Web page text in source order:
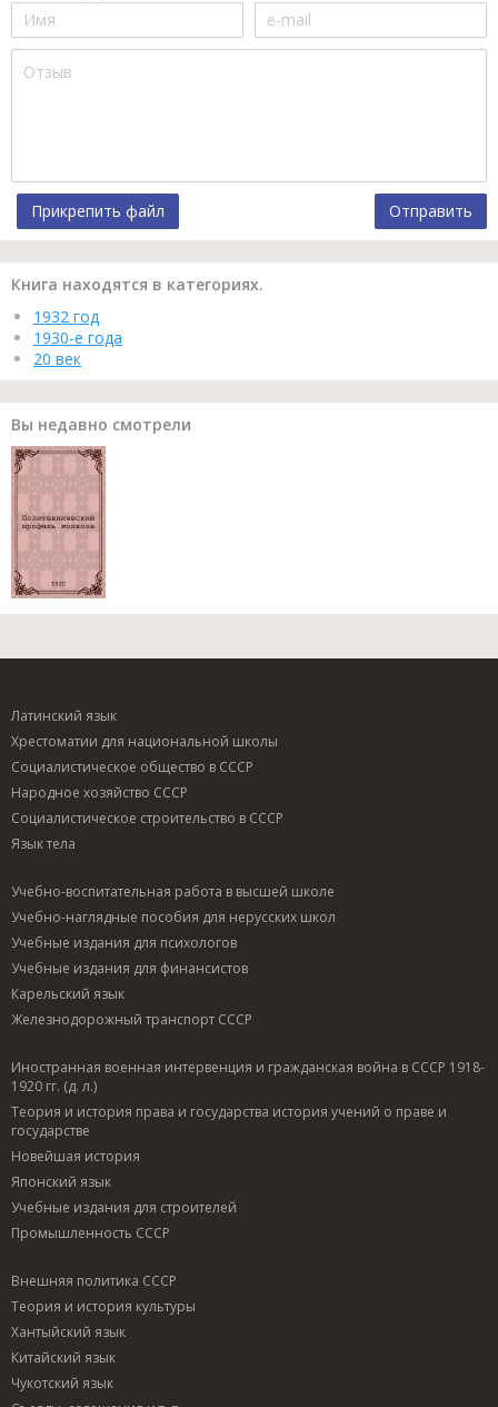
Прикрепить файл Отправить
Книга находятся в категориях.
1932 год
1930-е года
20 век
Вы недавно смотрели
Латинский язык
Хрестоматии для национальной школы
Социалистическое общество в СССР
Народное хозяйство СССР
Социалистическое строительство в СССР
Язык тела
Учебно-воспитательная работа в высшей школе
Учебно-наглядные пособия для нерусских школ
Учебные издания для психологов
Учебные издания для финансистов
Карельский язык
Железнодорожный транспорт СССР
Иностранная военная интервенция и гражданская война в СССР 1918-
1920 гг. (д. л.)
Теория и история права и государства история учений о праве и
государстве
Новейшая история
Японский язык
Учебные издания для строителей
Промышленность СССР
Внешняя политика СССР
Теория и история культуры
Хантыйский язык
Китайский язык
Чукотский язык